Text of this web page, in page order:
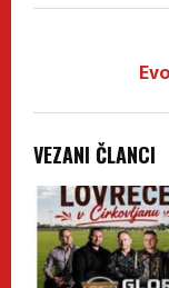
VEZANI ČLANCI